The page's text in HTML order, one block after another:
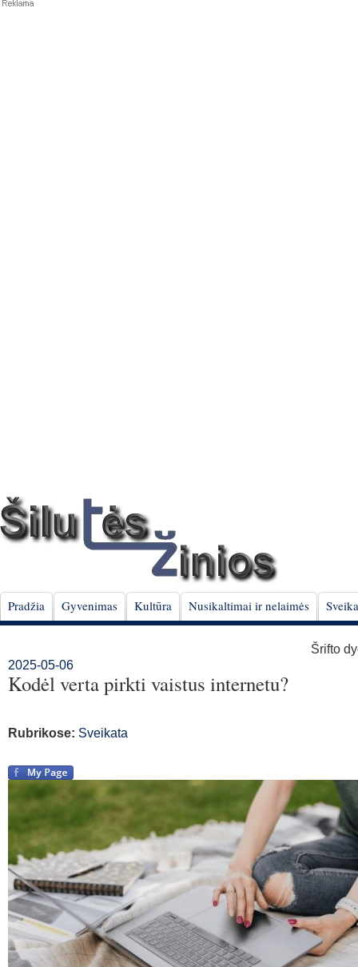
Pradžia Gyvenimas Kultūra Nusikaltimai ir nelaimės
Šrifto
2025-05-06
Kodėl verta pirkti vaistus internetu?
Rubrikose: Sveikata